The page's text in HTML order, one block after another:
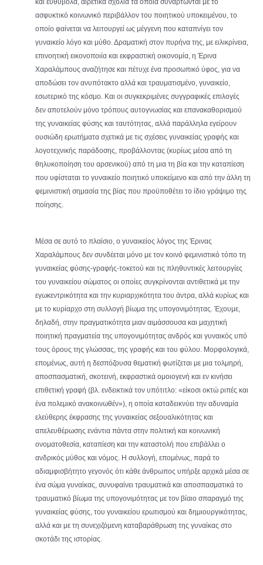
και ευθύβολα, αιρετικά σχόλια τα οποία συναρτώνται με το
ασφυκτικό κοινωνικό περιβάλλον του ποιητικού υποκειμένου, το
οποίο φαίνεται να λειτουργεί ως μέγγενη που καταπνίγει τον
γυναικείο λόγο και μύθο. Δραματική στον πυρήνα της, με ειλικρίνεια,
επινοητική εικονοποιία και εκφραστική οικονομία, η Έρινα
Χαραλάμπους αναζήτησε και πέτυχε ένα προσωπικό ύφος, για να
αποδώσει τον ανυπότακτο αλλά και τραυματισμένο, γυναικείο,
εσωτερικό της κόσμο. Και οι συγκεκριμένες συγγραφικές επιλογές
δεν αποτελούν μόνο τρόπους αυτογνωσίας και επανακαθορισμού
της γυναικείας φύσης και ταυτότητας, αλλά παράλληλα εγείρουν
ουσιώδη ερωτήματα σχετικά με τις σχέσεις γυναικείας γραφής και
λογοτεχνικής παράδοσης, προβάλλοντας (κυρίως μέσα από τη
θηλυκοποίηση του αρσενικού) από τη μια τη βία και την καταπίεση
που υφίσταται το γυναικείο ποιητικό υποκείμενο και από την άλλη τη
φεμινιστική σημασία της βίας που προϋποθέτει το ίδιο γράψιμο της
ποίησης.
Μέσα σε αυτό το πλαίσιο, ο γυναικείος λόγος της Έρινας
Χαραλάμπους δεν συνδέεται μόνο με τον κοινό φεμινιστικό τόπο τη
γυναικείας φύσης-γραφής-τοκετού και τις πληθυντικές λειτουργίες
του γυναικείου σώματος οι οποίες συγκρίνονται αντιθετικά με την
εγωκεντρικότητα και την κυριαρχικότητα του άντρα, αλλά κυρίως και
με το κυρίαρχο στη συλλογή βίωμα της υπογονιμότητας. Έχουμε,
δηλαδή, στην πραγματικότητα μιαν αιμάσσουσα και μαχητική
ποιητική πραγματεία της υπογονιμότητας ανδρός και γυναικός υπό
τους όρους της γλώσσας, της γραφής και του φύλου. Μορφολογικά,
επομένως, αυτή η δεσπόζουσα θεματική φωτίζεται με μια τολμηρή,
αποσπασματική, σκοτεινή, εκφραστικά ομοιογενή και εν κινήσει
επιθετική γραφή (βλ. ενδεικτικά τον υπότιτλο: «είκοσι οκτώ ριπές και
ένα πολεμικό ανακοινωθέν»), η οποία καταδεικνύει την αδυναμία
ελεύθερης έκφρασης της γυναικείας σεξουαλικότητας και
απελευθέρωσης ενάντια πάντα στην πολιτική και κοινωνική
ονοματοθεσία, καταπίεση και την καταστολή που επιβάλλει ο
ανδρικός μύθος και νόμος. Η συλλογή, επομένως, παρά το
αδιαμφισβήτητο γεγονός ότι κάθε άνθρωπος υπήρξε αρχικά μέσα σε
ένα σώμα γυναίκας, συνυφαίνει τραυματικά και αποσπασματικά το
τραυματικό βίωμα της υπογονιμότητας με τον βίαιο σπαραγμό της
γυναικείας φύσης, του γυναικείου ερωτισμού και δημιουργικότητας,
αλλά και με τη συνεχιζόμενη καταβαράθρωση της γυναίκας στο
σκοτάδι της ιστορίας.